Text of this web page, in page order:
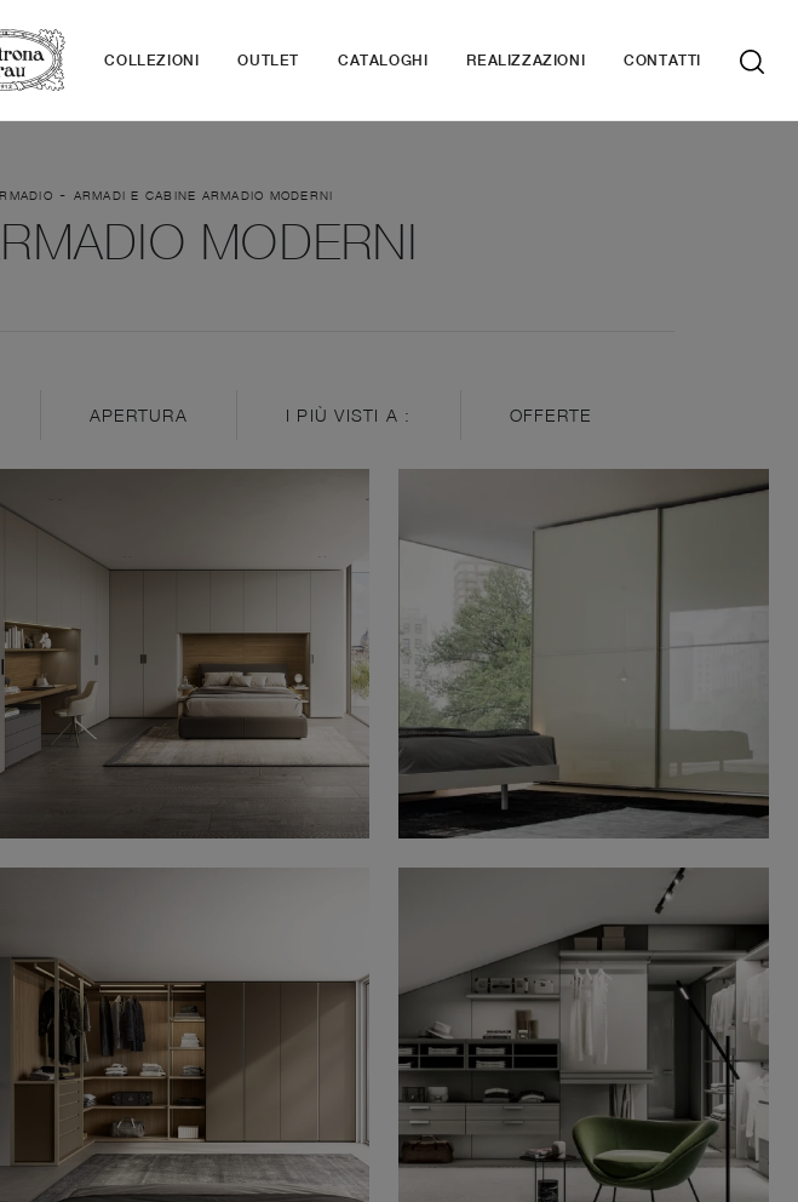
COLLEZIONI OUTLET CATALOGHI REALIZZAZIONI CONTATTI
- ARMADI E CABINE ARMADIO MODERNI
MODERNI
APERTURA I PIÙ VISTI A : OFFERTE